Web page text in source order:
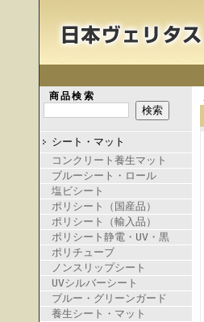
商品検索
シート・マット
コンクリート養生マット
ブルーシート・ロール
塩ビシート
ポリシート（国産品）
ポリシート（輸入品）
ポリシート静電・UV・黒
ポリチューブ
ノンスリップシート
UVシルバーシート
ブルー・グリーンガード
養生シート・マット